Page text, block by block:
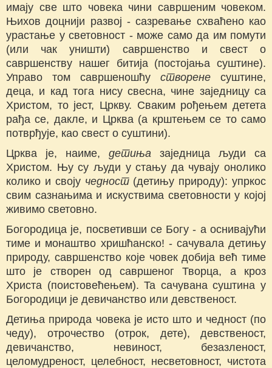
имају све што човека чини савршеним човеком.
Њихов доцнији развој - сазревање схваћено као
урастање у световност - може само да им помути
(или чак уништи) савршенство и свест о
савршенству нашег битија (постојања суштине).
Управо том савршеношћу створене суштине,
деца, и кад тога нису свесна, чине заједницу са
Христом, то јест, Цркву. Сваким рођењем детета
рађа ce, дакле, и Црква (a крштењем ce то само
потврђује, као свест о суштини).
Црква je, наиме, детиња заједница људи са
Христом. Њу су људи у стању да чувају онолико
колико и своју чедност (детињу природу): упркос
свим сазнањима и искуствима световности у којој
живимо световно.
Богородица je, посветивши ce Богу - a оснивајући
тиме и монаштво хришћанско! - сачувала детињу
природу, савршенство које човек добија већ тиме
што je створен од савршеног Творца, a кроз
Христа (поистовећењем). Ta сачувана суштина у
Богородици je девичанство или девственост.
Детиња природа човека je исто што и чедност (пo
чеду), отрочество (отрок, дете), девственост,
девичанство, невиност, безазленост,
целомудреност, целебност, несветовност, чистота